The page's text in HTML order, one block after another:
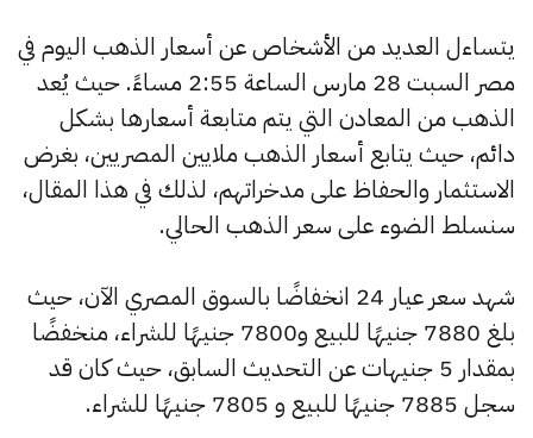
يتساءل العديد من الأشخاص عن أسعار الذهب اليوم في
مصر السبت 28 مارس الساعة 2:55 مساءً. حيث يُعد
الذهب من المعادن التي يتم متابعة أسعارها بشكل
دائم، حيث يتابع أسعار الذهب ملايين المصريين، بغرض
الاستثمار والحفاظ على مدخراتهم، لذلك في هذا المقال،
سنسلط الضوء على سعر الذهب الحالي.
شهد سعر عيار 24 انخفاضًا بالسوق المصري الآن، حيث
بلغ 7880 جنيهًا للبيع و7800 جنيهًا للشراء، منخفضًا
بمقدار 5 جنيهات عن التحديث السابق، حيث كان قد
سجل 7885 جنيهًا للبيع و 7805 جنيهًا للشراء.